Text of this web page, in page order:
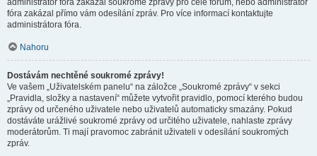
administrátor fóra zakázal soukromé zprávy pro celé fórum, nebo administrátor
fóra zakázal přímo vám odesílání zpráv. Pro více informací kontaktujte
administrátora fóra.
Nahoru
Dostávám nechtěné soukromé zprávy!
Ve vašem „Uživatelském panelu“ na záložce „Soukromé zprávy“ v sekci
„Pravidla, složky a nastavení“ můžete vytvořit pravidlo, pomocí kterého budou
zprávy od určeného uživatele nebo uživatelů automaticky smazány. Pokud
dostáváte urážlivé soukromé zprávy od určitého uživatele, nahlaste zprávy
moderátorům. Ti mají pravomoc zabránit uživateli v odesílání soukromých
zpráv.